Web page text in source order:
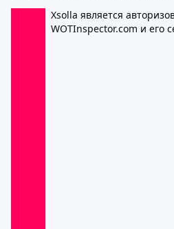
Xsolla является
WOTInspector.com и его